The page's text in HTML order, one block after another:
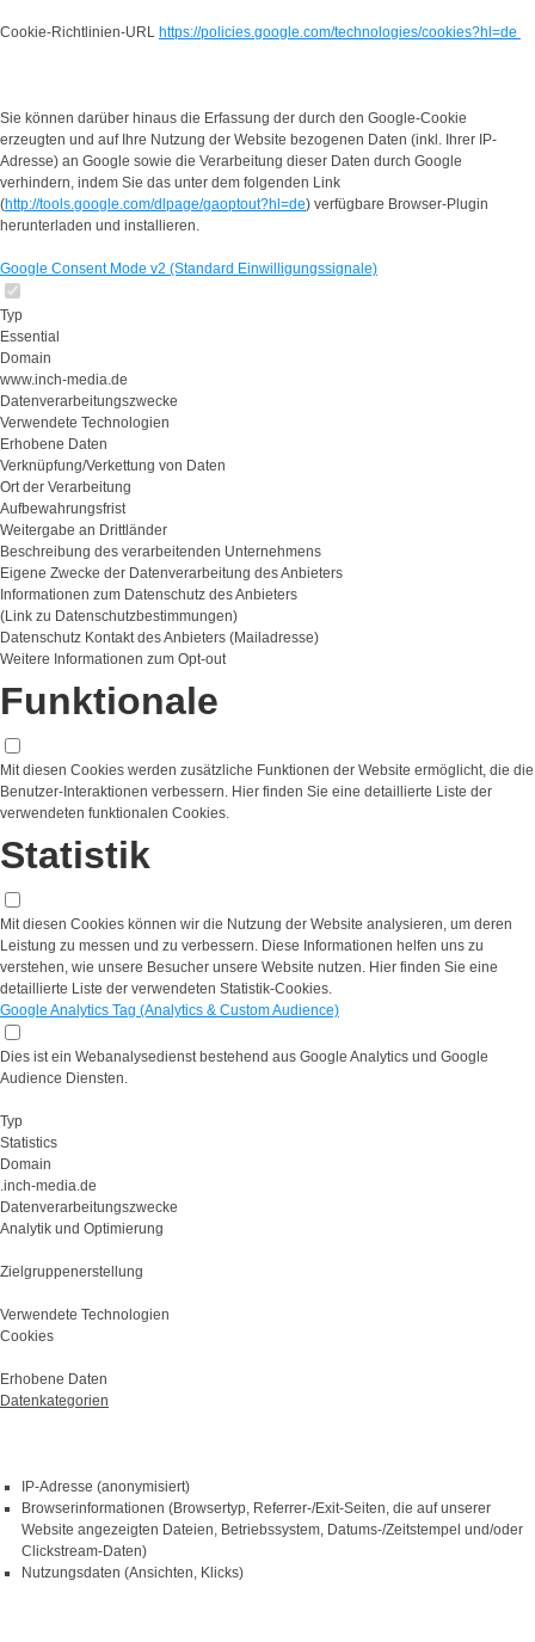
Cookie-Richtlinien-URL https://policies.google.com/technologies/cookies?hl=de
Sie können darüber hinaus die Erfassung der durch den Google-Cookie
erzeugten und auf Ihre Nutzung der Website bezogenen Daten (inkl. Ihrer IP-
Adresse) an Google sowie die Verarbeitung dieser Daten durch Google
verhindern, indem Sie das unter dem folgenden Link
(http://tools.google.com/dlpage/gaoptout?hl=de) verfügbare Browser-Plugin
herunterladen und installieren.
Google Consent Mode v2 (Standard Einwilligungssignale)
Typ
Essential
Domain
www.inch-media.de
Datenverarbeitungszwecke
Verwendete Technologien
Erhobene Daten
Verknüpfung/Verkettung von Daten
Ort der Verarbeitung
Aufbewahrungsfrist
Weitergabe an Drittländer
Beschreibung des verarbeitenden Unternehmens
Eigene Zwecke der Datenverarbeitung des Anbieters
Informationen zum Datenschutz des Anbieters
(Link zu Datenschutzbestimmungen)
Datenschutz Kontakt des Anbieters (Mailadresse)
Weitere Informationen zum Opt-out
Funktionale
Mit diesen Cookies werden zusätzliche Funktionen der Website ermöglicht, die die
Benutzer-Interaktionen verbessern. Hier finden Sie eine detaillierte Liste der
verwendeten funktionalen Cookies.
Statistik
Mit diesen Cookies können wir die Nutzung der Website analysieren, um deren
Leistung zu messen und zu verbessern. Diese Informationen helfen uns zu
verstehen, wie unsere Besucher unsere Website nutzen. Hier finden Sie eine
detaillierte Liste der verwendeten Statistik-Cookies.
Google Analytics Tag (Analytics & Custom Audience)
Dies ist ein Webanalysedienst bestehend aus Google Analytics und Google
Audience Diensten.
Typ
Statistics
Domain
.inch-media.de
Datenverarbeitungszwecke
Analytik und Optimierung
Zielgruppenerstellung
Verwendete Technologien
Cookies
Erhobene Daten
Datenkategorien
IP-Adresse (anonymisiert)
Browserinformationen (Browsertyp, Referrer-/Exit-Seiten, die auf unserer
Website angezeigten Dateien, Betriebssystem, Datums-/Zeitstempel und/oder
Clickstream-Daten)
Nutzungsdaten (Ansichten, Klicks)